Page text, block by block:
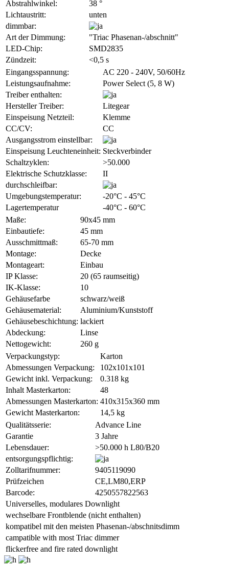
Abstrahlwinkel:
38 °
Lichtaustritt:
unten
dimmbar:
Art der Dimmung:
"Triac Phasenan-/abschnitt"
LED-Chip:
SMD2835
Zündzeit:
<0,5 s
Eingangsspannung:
AC 220 - 240V, 50/60Hz
Leistungsaufnahme:
Power Select (5, 8 W)
Treiber enthalten:
Hersteller Treiber:
Litegear
Einspeisung Netzteil:
Klemme
CC/CV:
CC
Ausgangsstrom einstellbar:
Einspeisung Leuchteneinheit: Steckverbinder
Schaltzyklen:
>50.000
Elektrische Schutzklasse:
II
durchschleifbar:
Umgebungstemperatur:
-20°C - 45°C
Lagertemperatur
-40°C - 60°C
Maße:
90x45 mm
Einbautiefe:
45 mm
Ausschmittmaß:
65-70 mm
Montage:
Decke
Montageart:
Einbau
IP Klasse:
20 (65 raumseitig)
IK-Klasse:
10
Gehäusefarbe
schwarz/weiß
Gehäusematerial:
Aluminium/Kunststoff
Gehäusebeschichtung: lackiert
Abdeckung:
Linse
Nettogewicht:
260 g
Verpackungstyp:
Karton
Abmessungen Verpackung:
102x101x101
Gewicht inkl. Verpackung:
0.318 kg
Inhalt Masterkarton:
48
Abmessungen Masterkarton: 410x315x360 mm
Gewicht Masterkarton:
14,5 kg
Qualitätsserie:
Advance Line
Garantie
3 Jahre
Lebensdauer:
>50.000 h L80/B20
entsorgungspflichtig:
Zolltarifnummer:
9405119090
Prüfzeichen
CE,LM80,ERP
Barcode:
4250557822563
Universelles, modulares Downlight
wechselbare Frontblende (nicht enthalten)
kompatibel mit den meisten Phasenan-/abschnitsdimm
campatible with most Triac dimmer
flickerfree and fire rated downlight